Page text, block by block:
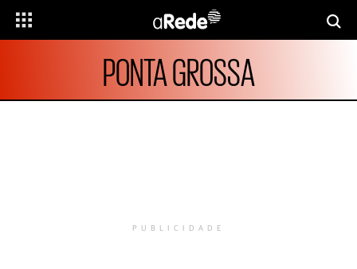
PONTA GROSSA
PUBLICIDADE